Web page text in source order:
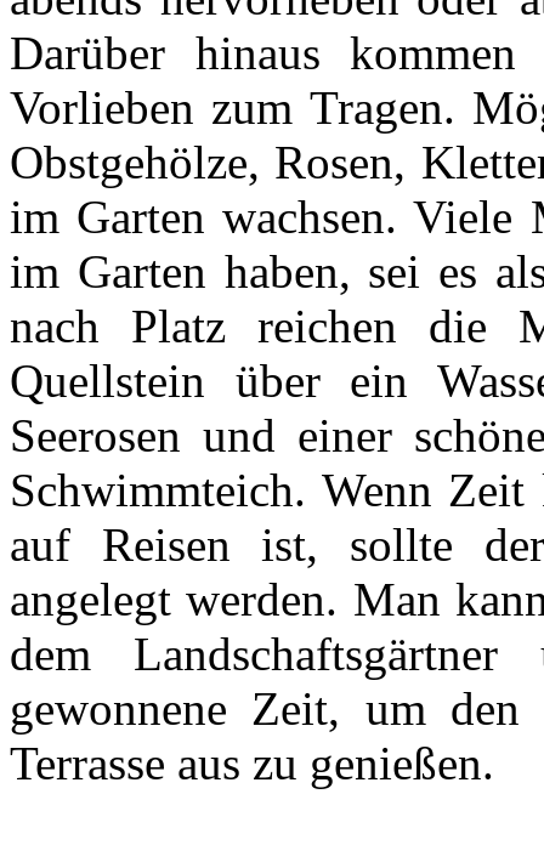
Darüber hinaus kommen
Vorlieben zum Tragen.
Obstgehölze, Rosen,
im Garten wachsen. Viele
im Garten haben, sei es
nach Platz reichen die
Quellstein über ein
Seerosen und einer
Schwimmteich. Wenn
auf Reisen ist, sollte
angelegt werden. Man
dem
gewonnene Zeit, um
Terrasse aus zu genießen.